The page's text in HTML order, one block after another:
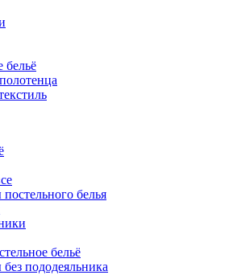
бельё
белья
бельё
пододеяльника